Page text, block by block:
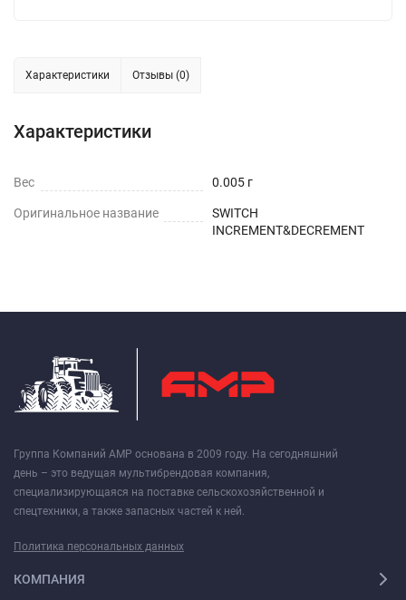
Характеристики Отзывы (0)
Характеристики
Вес 0.005 г
Оригинальное название
SWITCH
INCREMENT&DECREMENT
Группа Компаний АМР основана в 2009 году. На сегодняшний
день – это ведущая мультибрендовая компания,
специализирующаяся на поставке сельскохозяйственной и
спецтехники, а также запасных частей к ней.
Политика персональных данных
КОМПАНИЯ